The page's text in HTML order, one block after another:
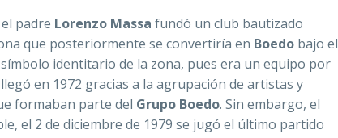
padre Lorenzo Massa fundó un club bautizado
que posteriormente se convertiría en Boedo bajo el
identitario de la zona, pues era un equipo por
en 1972 gracias a la agrupación de artistas y
formaban parte del Grupo Boedo. Sin embargo, el
el 2 de diciembre de 1979 se jugó el último partido